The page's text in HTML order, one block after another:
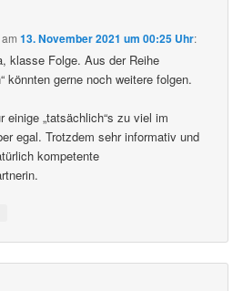
am13. November 2021 um 00:25 Uhr:
klasse Folge. Aus der Reihe
könnten gerne noch weitere folgen.
einige „tatsächlich“s zu viel im
egal. Trotzdem sehr informativ und
kompetente